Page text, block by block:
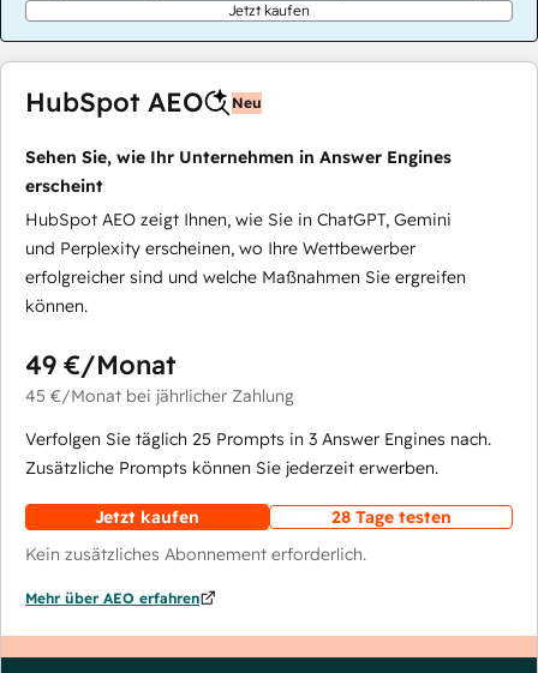
Jetzt kaufen
HubSpot AEO Neu
Sehen Sie, wie Ihr Unternehmen in Answer Engines
erscheint
HubSpot AEO zeigt Ihnen, wie Sie in ChatGPT, Gemini
und Perplexity erscheinen, wo Ihre Wettbewerber
erfolgreicher sind und welche Maßnahmen Sie ergreifen
können.
49 €/Monat
45 €/Monat bei jährlicher Zahlung
Verfolgen Sie täglich 25 Prompts in 3 Answer Engines nach.
Zusätzliche Prompts können Sie jederzeit erwerben.
Jetzt kaufen
28 Tage testen
Kein zusätzliches Abonnement erforderlich.
Mehr über AEO erfahren